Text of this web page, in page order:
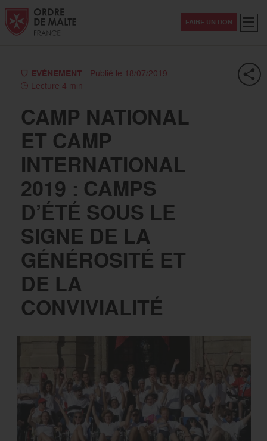
Aller au contenu
Aller à la recherche
Aller au menu
FAIRE UN DON
EVÉNEMENT - Publié le 18/07/2019
Lecture 4 min
CAMP NATIONAL
ET CAMP
INTERNATIONAL
2019 : CAMPS
D’ÉTÉ SOUS LE
SIGNE DE LA
GÉNÉROSITÉ ET
DE LA
CONVIVIALITÉ